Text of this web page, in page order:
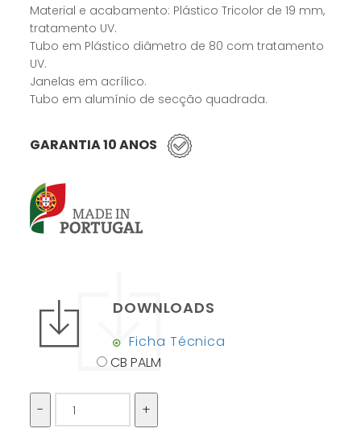
Material e acabamento: Plástico Tricolor de 19 mm,
tratamento UV.
Tubo em Plástico diâmetro de 80 com tratamento
UV.
Janelas em acrílico.
Tubo em alumínio de secção quadrada.
GARANTIA 10 ANOS
DOWNLOADS
Ficha Técnica
CB PALM